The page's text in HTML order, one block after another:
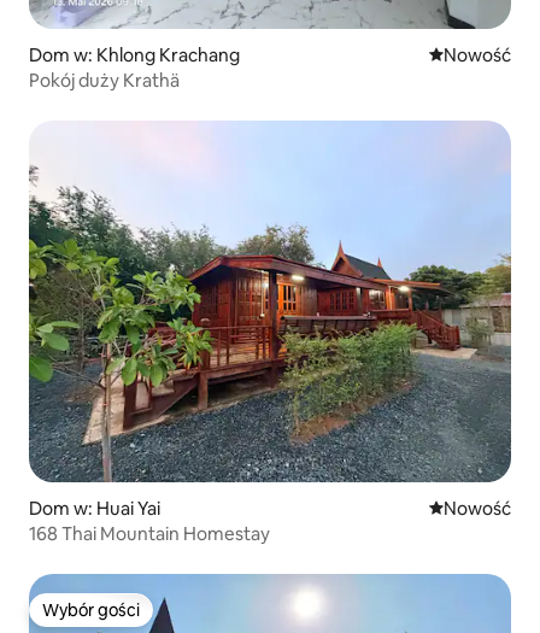
Dom w: Khlong Krachang Nowe
Nowość
Pokój duży Krathä
Dom w: Huai Yai Nowe
Nowość
168 Thai Mountain Homestay
Wybór gości
Wybór gości